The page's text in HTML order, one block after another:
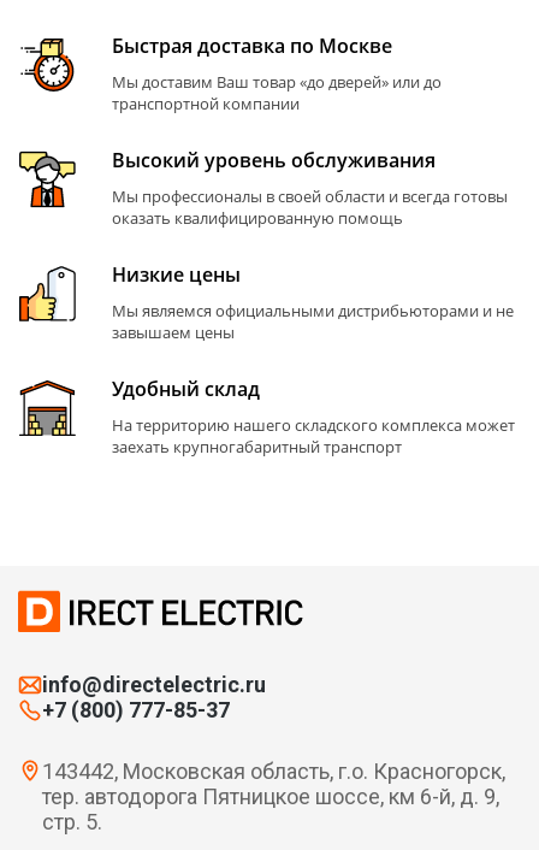
Быстрая доставка по Москве
Мы доставим Ваш товар «до дверей» или до
транспортной компании
Высокий уровень обслуживания
Мы профессионалы в своей области и всегда готовы
оказать квалифицированную помощь
Низкие цены
Мы являемся официальными дистрибьюторами и не
завышаем цены
Удобный склад
На территорию нашего складского комплекса может
заехать крупногабаритный транспорт
info@directelectric.ru
+7 (800) 777-85-37
143442, Московская область, г.о. Красногорск,
тер. автодорога Пятницкое шоссе, км 6-й, д. 9,
стр. 5.